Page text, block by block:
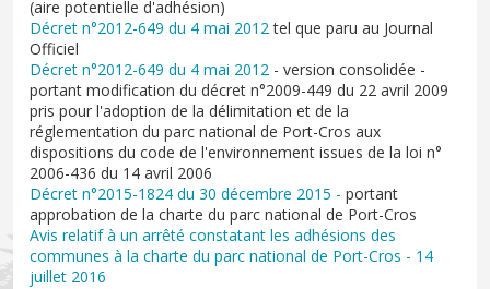
(aire potentielle d'adhésion)
Décret n°2012-649 du 4 mai 2012tel que paru au Journal
Officiel
Décret n°2012-649 du 4 mai 2012 - version consolidée -
portant modification du décret n°2009-449 du 22 avril 2009
pris pour l'adoption de la délimitation et de la
réglementation du parc national de Port-Cros aux
dispositions du code de l'environnement issues de la loi n°
2006-436 du 14 avril 2006
Décret n°2015-1824 du 30 décembre 2015 - portant
approbation de la charte du parc national de Port-Cros
Avis relatif à un arrêté constatant les adhésions des
communes à la charte du parc national de Port-Cros - 14
juillet 2016